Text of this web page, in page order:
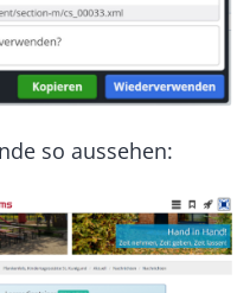
so aussehen: